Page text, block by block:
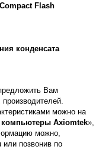
Compact Flash
конденсата
Вам
можно на
компьютеры Axiomtek»,
можно,
позвонив по